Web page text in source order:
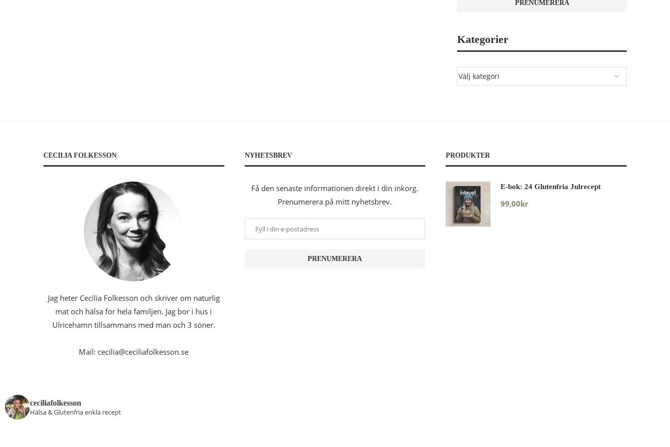
Kategorier
CECILIA FOLKESSON
Jag heter Cecilia Folkesson och skriver om naturlig
mat och hälsa för hela familjen. Jag bor i hus i
Ulricehamn tillsammans med man och 3 söner.
Mail: cecilia@ceciliafolkesson.se
NYHETSBREV
Få den senaste informationen direkt i din inkorg.
Prenumerera på mitt nyhetsbrev.
PRODUKTER
E-bok: 24 Glutenfria Julrecept
99,00kr
ceciliafolkesson
Hälsa & Glutenfria enkla recept